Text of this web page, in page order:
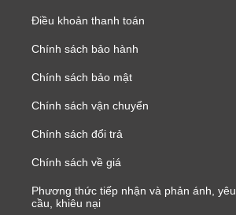
Điều khoản thanh toán
Chính sách bảo hành
Chính sách bảo mật
Chính sách vận chuyển
Chính sách đổi trả
Chính sách về giá
Phương thức tiếp nhận và phản ánh, yêu
cầu, khiêu nại